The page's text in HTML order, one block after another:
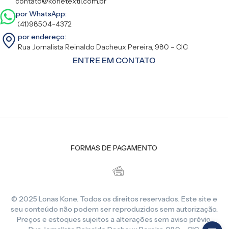
por WhatsApp:
(41)98504-4372
por endereço:
Rua Jornalista Reinaldo Dacheux Pereira, 980 – CIC
ENTRE EM CONTATO
FORMAS DE PAGAMENTO
© 2025 Lonas Kone. Todos os direitos reservados. Este site e
seu conteúdo não podem ser reproduzidos sem autorização.
Preços e estoques sujeitos a alterações sem aviso prévio.